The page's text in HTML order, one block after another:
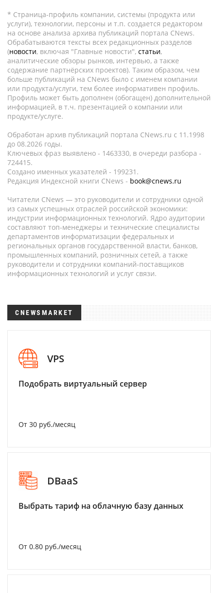
* Страница-профиль компании, системы (продукта или
услуги), технологии, персоны и т.п. создается редактором
на основе анализа архива публикаций портала CNews.
Обрабатываются тексты всех редакционных разделов
(новости, включая "Главные новости", статьи,
аналитические обзоры рынков, интервью, а также
содержание партнёрских проектов). Таким образом, чем
больше публикаций на CNews было с именем компании
или продукта/услуги, тем более информативен профиль.
Профиль может быть дополнен (обогащен) дополнительной
информацией, в т.ч. презентацией о компании или
продукте/услуге.
Обработан архив публикаций портала CNews.ru c 11.1998
до 08.2026 годы.
Ключевых фраз выявлено - 1463330, в очереди разбора -
724415.
Создано именных указателей - 199231.
Редакция Индексной книги CNews - book@cnews.ru
Читатели CNews — это руководители и сотрудники одной
из самых успешных отраслей российской экономики:
индустрии информационных технологий. Ядро аудитории
составляют топ-менеджеры и технические специалисты
департаментов информатизации федеральных и
региональных органов государственной власти, банков,
промышленных компаний, розничных сетей, а также
руководители и сотрудники компаний-поставщиков
информационных технологий и услуг связи.
CNEWSMARKET
VPS
Подобрать виртуальный сервер
От 30 руб./месяц
DBaaS
Выбрать тариф на облачную базу данных
От 0.80 руб./месяц